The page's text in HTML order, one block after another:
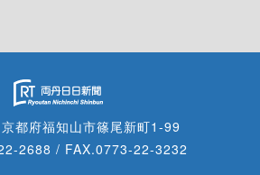
都府福知山市篠尾新町1-99
2688 / FAX.0773-22-3232